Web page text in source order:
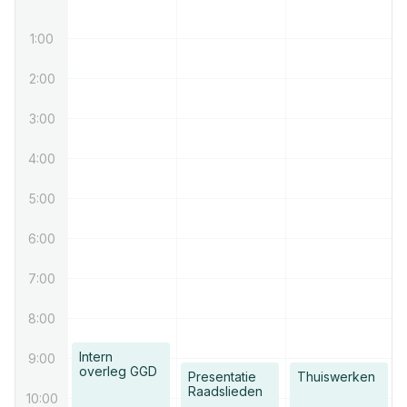
1:00
2:00
3:00
4:00
5:00
6:00
7:00
8:00
9:00
10:00
Intern
overleg GGD
Presentatie
Raadslieden
Thuiswerken